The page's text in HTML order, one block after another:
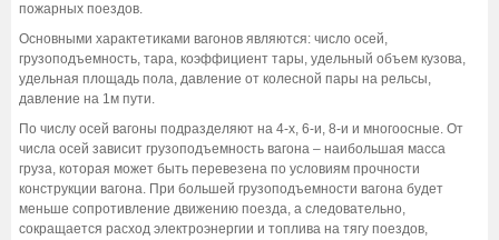
пожарных поездов.
Основными характетиками вагонов являются: число осей,
грузоподъемность, тара, коэффициент тары, удельный объем кузова,
удельная площадь пола, давление от колесной пары на рельсы,
давление на 1м пути.
По числу осей вагоны подразделяют на 4-х, 6-и, 8-и и многоосные. От
числа осей зависит грузоподъемность вагона – наибольшая масса
груза, которая может быть перевезена по условиям прочности
конструкции вагона. При большей грузоподъемности вагона будет
меньше сопротивление движению поезда, а следовательно,
сокращается расход электроэнергии и топлива на тягу поездов,